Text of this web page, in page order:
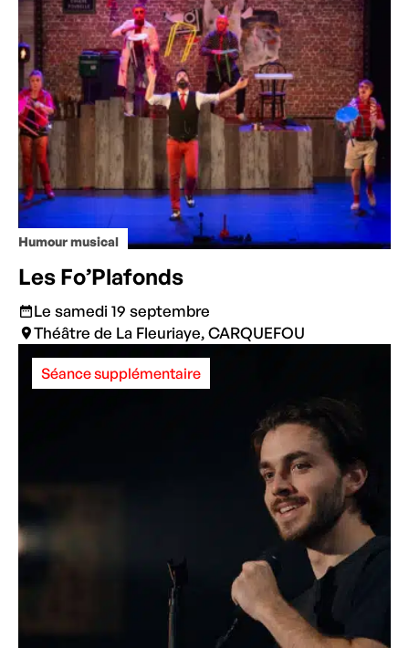
Humour musical
Les Fo’Plafonds
Le samedi 19 septembre
Théâtre de La Fleuriaye, CARQUEFOU
Séance supplémentaire